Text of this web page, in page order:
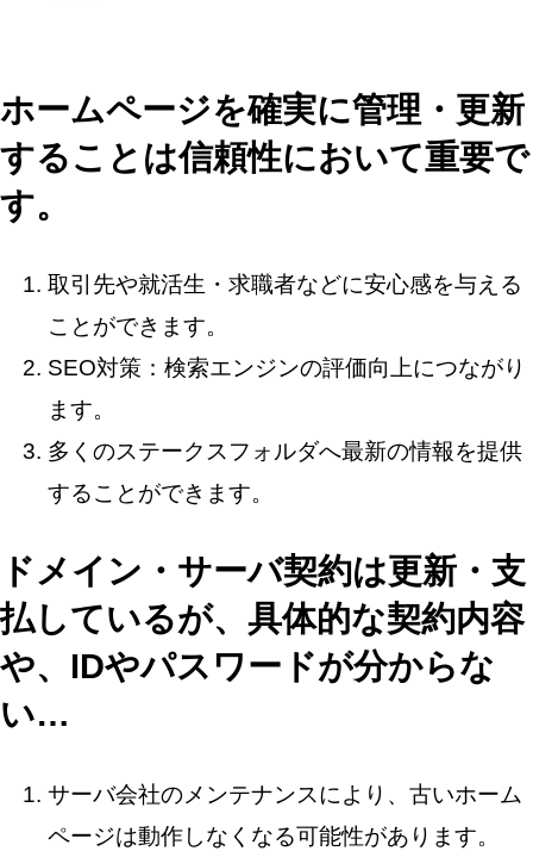
ホームページを確実に管理・更新
することは信頼性において重要で
す。
取引先や就活生・求職者などに安心感を与える
ことができます。
SEO対策：検索エンジンの評価向上につながり
ます。
多くのステークスフォルダへ最新の情報を提供
することができます。
ドメイン・サーバ契約は更新・支
払しているが、具体的な契約内容
や、IDやパスワードが分からな
い…
サーバ会社のメンテナンスにより、古いホーム
ページは動作しなくなる可能性があります。